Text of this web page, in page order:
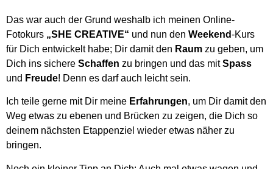
Das war auch der Grund weshalb ich meinen Online-
Fotokurs „SHE CREATIVE“ und nun den Weekend-Kurs
für Dich entwickelt habe; Dir damit den Raum zu geben, um
Dich ins sichere Schaffen zu bringen und das mitSpass
und Freude! Denn es darf auch leicht sein.
Ich teile gerne mit Dir meine Erfahrungen, um Dir damit den
Weg etwas zu ebenen und Brücken zu zeigen, die Dich so
deinem nächsten Etappenziel wieder etwas näher zu
bringen.